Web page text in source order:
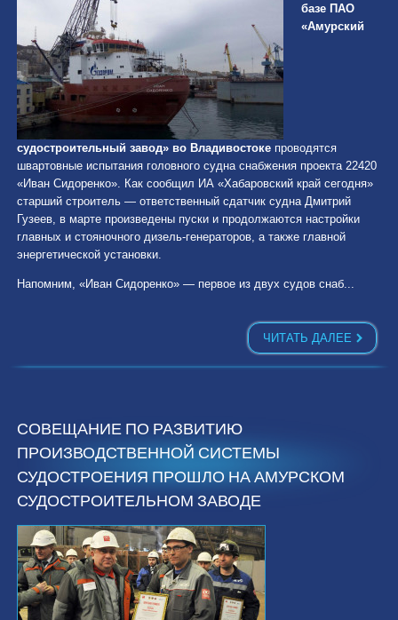
базе ПАО
«Амурский
судостроительный завод» во Владивостокепроводятся
швартовные испытания головного судна снабжения проекта 22420
«Иван Сидоренко». Как сообщил ИА «Хабаровский край сегодня»
старший строитель — ответственный сдатчик судна Дмитрий
Гузеев, в марте произведены пуски и продолжаются настройки
главных и стояночного дизель-генераторов, а также главной
энергетической установки.
Напомним, «Иван Сидоренко» — первое из двух судов снаб...
ЧИТАТЬ ДАЛЕЕ
СОВЕЩАНИЕ ПО РАЗВИТИЮ
ПРОИЗВОДСТВЕННОЙ СИСТЕМЫ
СУДОСТРОЕНИЯ ПРОШЛО НА АМУРСКОМ
СУДОСТРОИТЕЛЬНОМ ЗАВОДЕ